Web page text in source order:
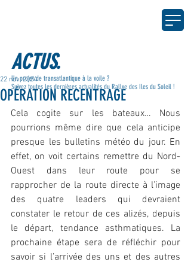
ACTUS.
OPÉRATION RECENTRAGE
22 nov. 2024
Cela cogite sur les bateaux… Nous
pourrions même dire que cela anticipe
presque les bulletins météo du jour. En
effet, on voit certains remettre du Nord-
Ouest dans leur route pour se
rapprocher de la route directe à l’image
des quatre leaders qui devraient
constater le retour de ces alizés, depuis
le départ, tendance asthmatiques. La
prochaine étape sera de réfléchir pour
savoir si l’arrivée des uns et des autres
Un projet de transatlantique à la voile ?
Suivez toutes les dernières actualités du Rallye des Iles du Soleil !